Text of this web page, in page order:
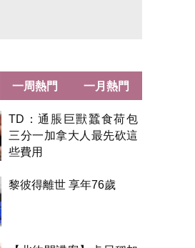
TD：通脹巨獸蠶食荷包
三分一加拿大人最先砍這
些費用
黎彼得離世 享年76歲
一周熱門 一月熱門